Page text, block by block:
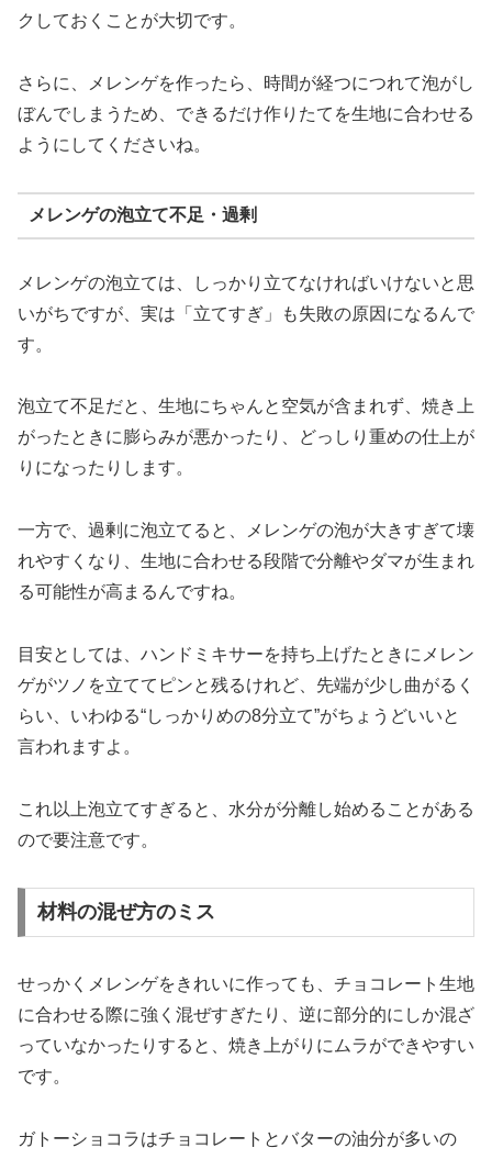
クしておくことが大切です。
さらに、メレンゲを作ったら、時間が経つにつれて泡がし
ぼんでしまうため、できるだけ作りたてを生地に合わせる
ようにしてくださいね。
メレンゲの泡立て不足・過剰
メレンゲの泡立ては、しっかり立てなければいけないと思
いがちですが、実は「立てすぎ」も失敗の原因になるんで
す。
泡立て不足だと、生地にちゃんと空気が含まれず、焼き上
がったときに膨らみが悪かったり、どっしり重めの仕上が
りになったりします。
一方で、過剰に泡立てると、メレンゲの泡が大きすぎて壊
れやすくなり、生地に合わせる段階で分離やダマが生まれ
る可能性が高まるんですね。
目安としては、ハンドミキサーを持ち上げたときにメレン
ゲがツノを立ててピンと残るけれど、先端が少し曲がるく
らい、いわゆる“しっかりめの8分立て”がちょうどいいと
言われますよ。
これ以上泡立てすぎると、水分が分離し始めることがある
ので要注意です。
材料の混ぜ方のミス
せっかくメレンゲをきれいに作っても、チョコレート生地
に合わせる際に強く混ぜすぎたり、逆に部分的にしか混ざ
っていなかったりすると、焼き上がりにムラができやすい
です。
ガトーショコラはチョコレートとバターの油分が多いの